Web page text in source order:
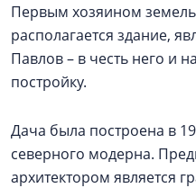
Первым хозяином
располагается здание,
Павлов – в честь него и
постройку.
Дача была построена в
северного модерна.
архитектором является